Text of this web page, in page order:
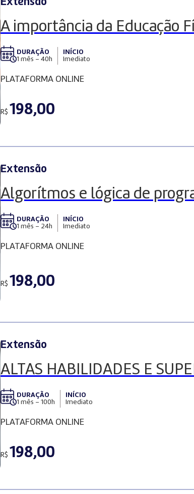
Extensão
A importância da Educação
DURAÇÃO
1 mês – 40h
INÍCIO
Imediato
PLATAFORMA ONLINE
R$ 198,00
Extensão
Algorítmos e lógica de
DURAÇÃO
1 mês – 24h
INÍCIO
Imediato
PLATAFORMA ONLINE
R$ 198,00
Extensão
ALTAS HABILIDADES E
DURAÇÃO
1 mês – 100h
INÍCIO
Imediato
PLATAFORMA ONLINE
R$ 198,00